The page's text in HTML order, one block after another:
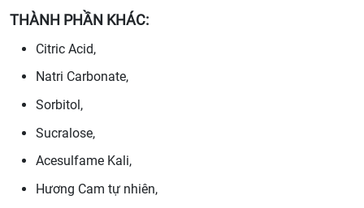
THÀNH PHẦN KHÁC:
Citric Acid,
Natri Carbonate,
Sorbitol,
Sucralose,
Acesulfame Kali,
Hương Cam tự nhiên,